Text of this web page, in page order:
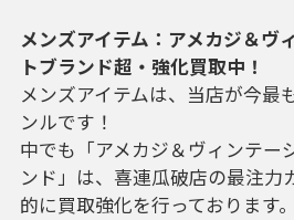
メンズアイテム：アメカジ＆ヴ
トブランド超・強化買取中！
メンズアイテムは、当店が今最
ンルです！
中でも「アメカジ＆ヴィンテー
ンド」は、喜連瓜破店の最注力
的に買取強化を行っております。